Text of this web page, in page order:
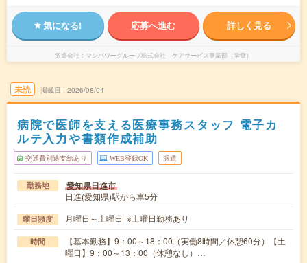
気になる! 応募へ進む 詳しく見る
派遣会社 マンパワーグループ株式会社 ケアサービス事業部（学童）
未読 掲載日 2026/08/04
病院で医師を支える医療事務スタッフ 電子カ
ルテ入力や書類作成補助
交通費別途支給あり WEB登録OK 派遣
勤務地 愛知県日進市
日進(愛知県)駅から車5分
曜日頻度 月曜日～土曜日 ※土曜日勤務あり
時間
【基本勤務】9：00～18：00（実働8時間／休憩60分）【土
曜日】9：00～13：00（休憩なし）…